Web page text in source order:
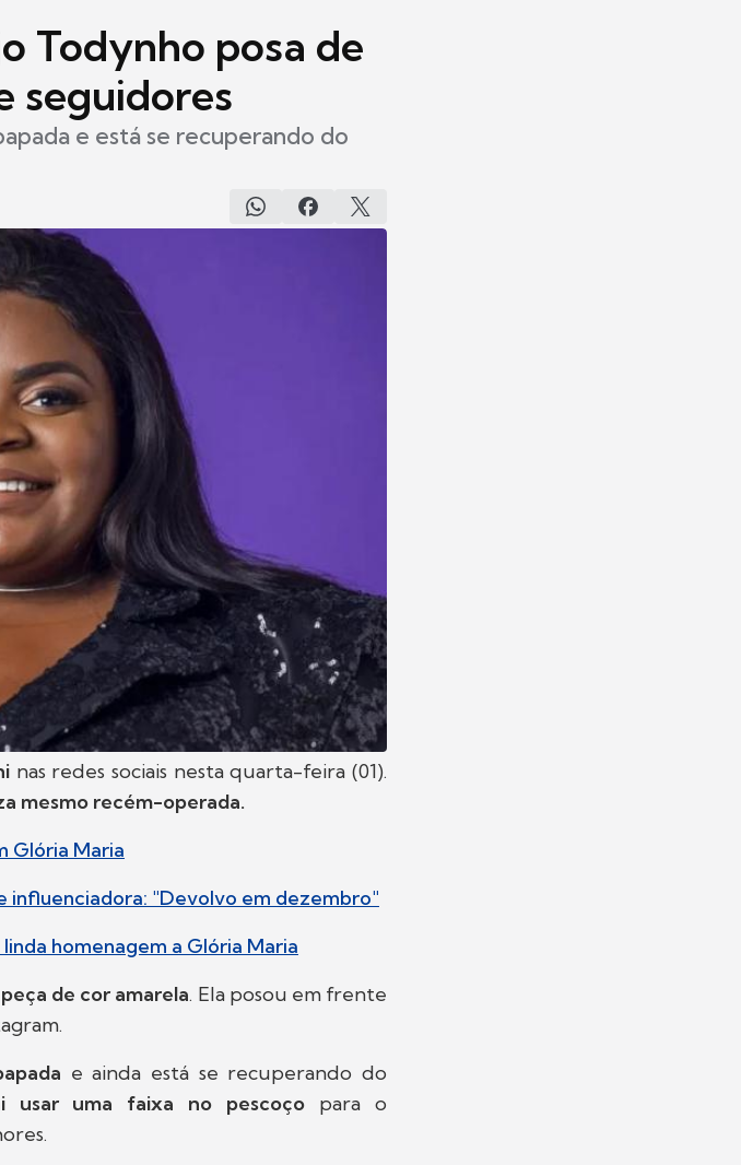
Todynho posa de
seguidores
e está se recuperando do
nas redes sociais nesta quarta-feira (01).
mesmo recém-operada.
Glória Maria
influenciadora: "Devolvo em dezembro"
homenagem a Glória Maria
de cor amarela. Ela posou em frente
e ainda está se recuperando do
usar uma faixa no pescoço para o